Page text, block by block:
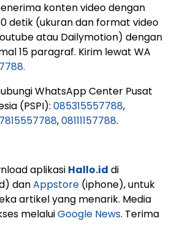
konten video dengan
detik (ukuran dan format video
atau Dailymotion) dengan
15 paragraf. Kirim lewat WA
WhatsApp Center Pusat
(PSPI): 085315557788,
,08111157788.
aplikasi Hallo.id di
danAppstore (iphone), untuk
artikel yang menarik. Media
melaluiGoogle News. Terima